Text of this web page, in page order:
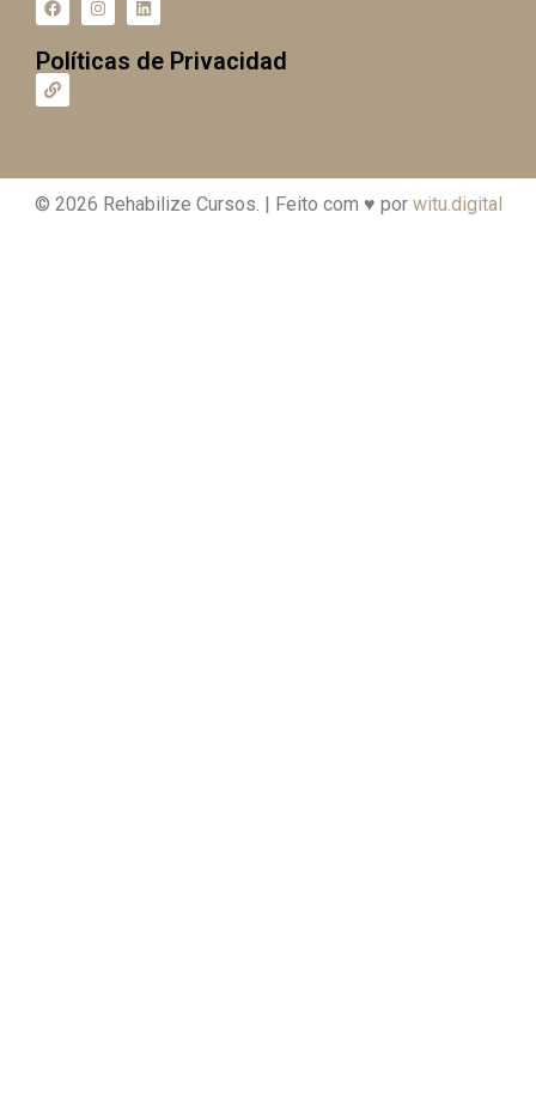
Políticas de Privacidad
© 2026 Rehabilize Cursos. | Feito com ♥ por witu.digital